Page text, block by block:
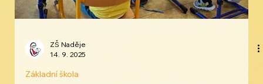
ZŠ Naděje